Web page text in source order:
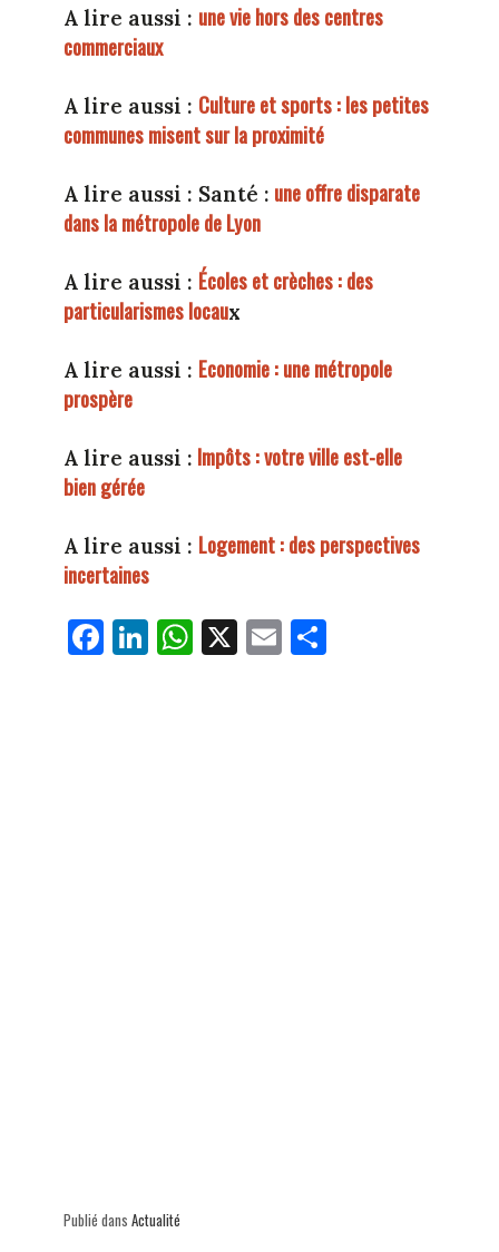
A lire aussi : une vie hors des centres
commerciaux
A lire aussi : Culture et sports : les petites
communes misent sur la proximité
A lire aussi : Santé : une offre disparate
dans la métropole de Lyon
A lire aussi : Écoles et crèches : des
particularismes locaux
A lire aussi : Economie : une métropole
prospère
A lire aussi : Impôts : votre ville est-elle
bien gérée
A lire aussi : Logement : des perspectives
incertaines
Fa
ce
Li
nk
W
ha
X E
m
Pa
Publié dans Actualité